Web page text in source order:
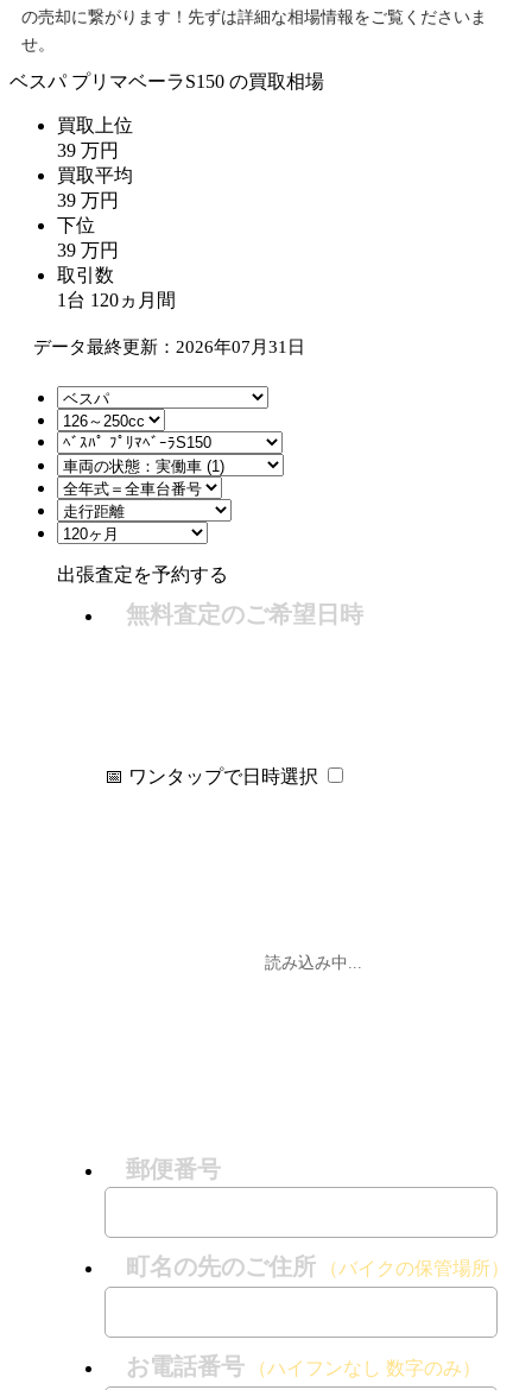
の売却に繋がります！先ずは詳細な相場情報をご覧くださいま
せ。
ベスパ プリマベーラS150 の買取相場
買取上位
39 万円
買取平均
39 万円
下位
39 万円
取引数
1 台 120ヵ月間
データ最終更新：2026年07月31日
出張査定を予約する
無料査定のご希望日時
📅 ワンタップで日時選択
読み込み中...
郵便番号
町名の先のご住所 （バイクの保管場所）
お電話番号 （ハイフンなし 数字のみ）